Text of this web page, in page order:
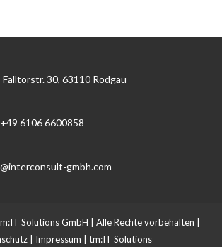
30, 63110 Rodgau
6106 6600858
gmbh.com
Solutions GmbH | Alle Rechte vorbehalten |
| Impressum tm:IT Solutions